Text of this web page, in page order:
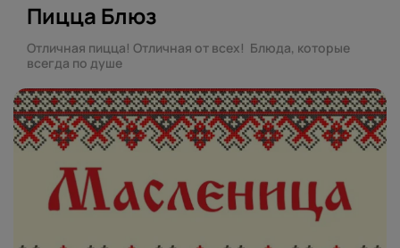
Пицца Блюз
Отличная пицца! Отличная от всех! Блюда, которые
всегда по душе